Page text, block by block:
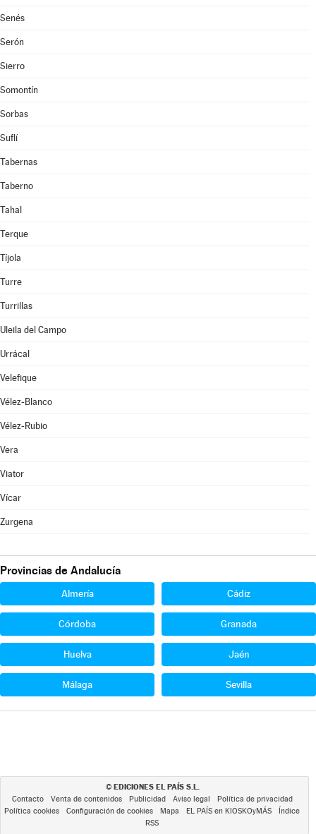
Senés
Serón
Sierro
Somontín
Sorbas
Suflí
Tabernas
Taberno
Tahal
Terque
Tíjola
Turre
Turrillas
Uleila del Campo
Urrácal
Velefique
Vélez-Blanco
Vélez-Rubio
Vera
Viator
Vícar
Zurgena
Provincias de Andalucía
Almería Cádiz
Córdoba Granada
Huelva Jaén
Málaga Sevilla
© EDICIONES EL PAÍS S.L.
Contacto Venta de contenidos Publicidad Aviso legal
Política de privacidad
Política cookies
Configuración de cookies Mapa EL PAÍS en KIOSKOyMÁS
Índice
RSS